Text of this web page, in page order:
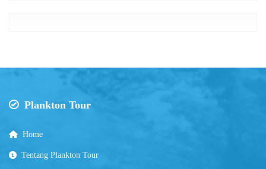
Plankton Tour
Home
Tentang Plankton Tour